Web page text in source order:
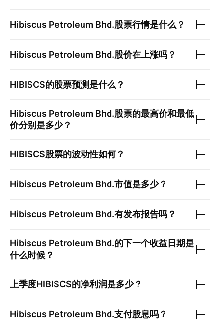
Hibiscus Petroleum Bhd.股票行情是什么？
Hibiscus Petroleum Bhd.股价在上涨吗？
HIBISCS的股票预测是什么？
Hibiscus Petroleum Bhd.股票的最高价和最低
价分别是多少？
HIBISCS股票的波动性如何？
Hibiscus Petroleum Bhd.市值是多少？
Hibiscus Petroleum Bhd.有发布报告吗？
Hibiscus Petroleum Bhd.的下一个收益日期是
什么时候？
上季度HIBISCS的净利润是多少？
Hibiscus Petroleum Bhd.支付股息吗？